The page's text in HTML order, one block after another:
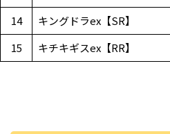
14
キングドラex【SR】
15
キチキギスex【RR】